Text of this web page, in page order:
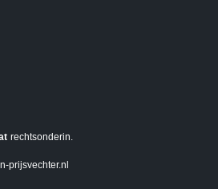
rechtsonderin.
prijsvechter.nl